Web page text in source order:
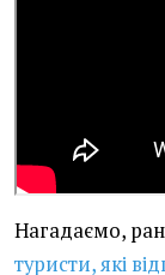
Нагадаємо,
туристи, які